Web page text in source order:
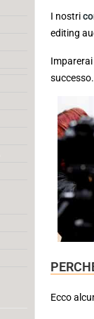
I nostri
editing
successo.
Ecco